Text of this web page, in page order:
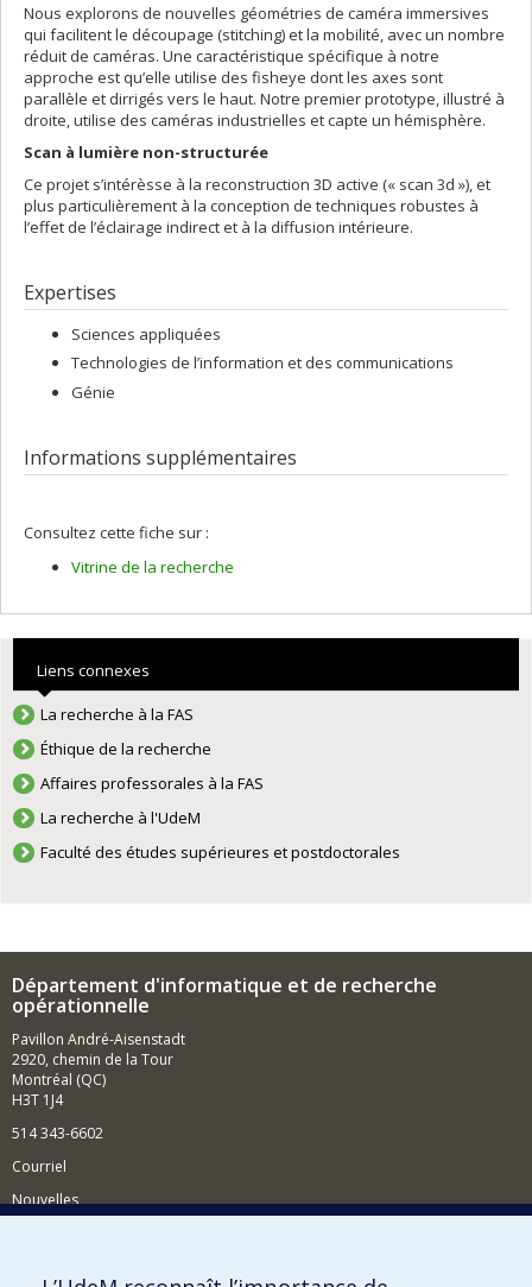
Nous explorons de nouvelles géométries de caméra immersives
qui facilitent le découpage (stitching) et la mobilité, avec un nombre
réduit de caméras. Une caractéristique spécifique à notre
approche est qu’elle utilise des fisheye dont les axes sont
parallèle et dirrigés vers le haut. Notre premier prototype, illustré à
droite, utilise des caméras industrielles et capte un hémisphère.
Scan à lumière non-structurée
Ce projet s’intérèsse à la reconstruction 3D active (« scan 3d »), et
plus particulièrement à la conception de techniques robustes à
l’effet de l’éclairage indirect et à la diffusion intérieure.
Expertises
Sciences appliquées
Technologies de l’information et des communications
Génie
Informations supplémentaires
Consultez cette fiche sur :
Vitrine de la recherche
Liens connexes
La recherche à la FAS
Éthique de la recherche
Affaires professorales à la FAS
La recherche à l'UdeM
Faculté des études supérieures et postdoctorales
Département d'informatique et de recherche
opérationnelle
Pavillon André-Aisenstadt
2920, chemin de la Tour
Montréal (QC)
H3T 1J4
514 343-6602
Courriel
Nouvelles
Comment soutenir le Département?